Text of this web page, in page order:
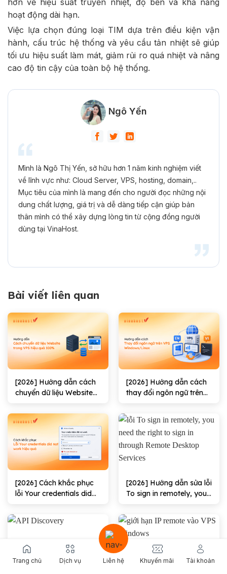
hoạt động dài hạn.
Việc lựa chọn đúng loại TIM dựa trên điều kiện vận
hành, cấu trúc hệ thống và yêu cầu tản nhiệt sẽ giúp
tối ưu hiệu suất làm mát, giảm rủi ro quá nhiệt và nâng
cao độ tin cậy của toàn bộ hệ thống.
Ngô Yến
Mình là Ngô Thị Yến, sở hữu hơn 1 năm kinh nghiệm viết
về lĩnh vực như: Cloud Server, VPS, hosting, domain,..
Mục tiêu của mình là mang đến cho người đọc những nội
dung chất lượng, giá trị và dễ dàng tiếp cận giúp bản
thân mình có thể xây dựng lòng tin từ cộng đồng người
dùng tại VinaHost.
Bài viết liên quan
[2026] Hướng dẫn cách
chuyển dữ liệu Website
100%
[2026] Hướng dẫn cách
thay đổi ngôn ngữ trên
[2026] Cách khắc phục
lỗi Your credentials did
[2026] Hướng dẫn sửa lỗi
To sign in remotely, you
through Remote
Desktop Services hiệu
quả
Trang chủ Dịch vụ Liên hệ Khuyến mãi Tài khoản